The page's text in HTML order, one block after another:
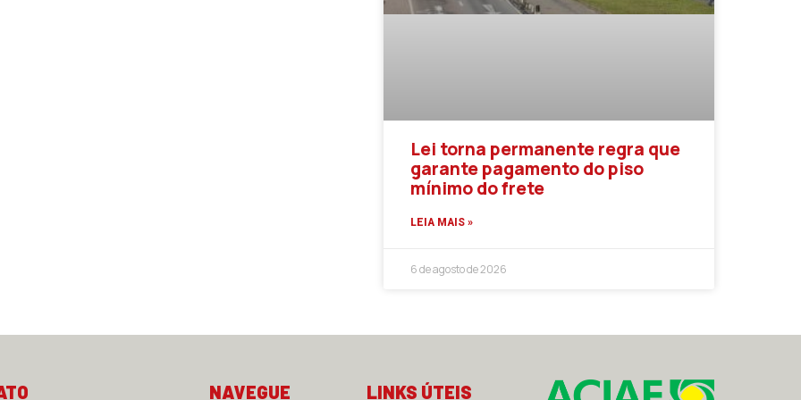
Lei torna permanente regra que
garante pagamento do piso
mínimo do frete
LEIA MAIS »
6 de agosto de 2026
NAVEGUE LINKS ÚTEIS